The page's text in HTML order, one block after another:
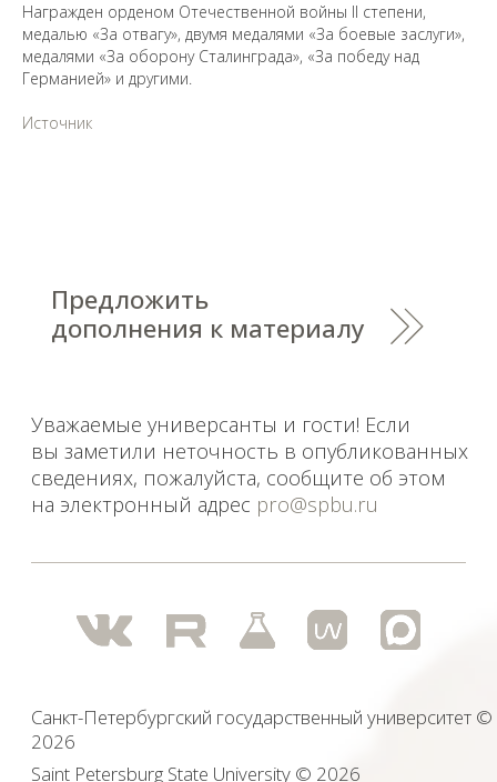
Награжден орденом Отечественной войны II степени,
медалью «За отвагу», двумя медалями «За боевые заслуги»,
медалями «За оборону Сталинграда», «За победу над
Германией» и другими.
Источник
Политика СПбГУ в отношении обработки
Saint Petersburg State University© 2026
Санкт-Петербургский государственный университет ©
2026